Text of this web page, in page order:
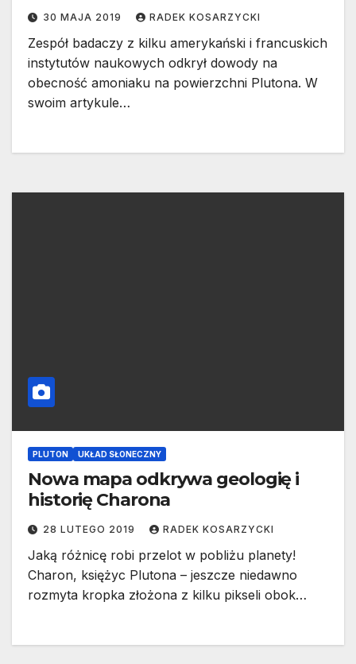
30 MAJA 2019 RADEK KOSARZYCKI
Zespół badaczy z kilku amerykański i francuskich
instytutów naukowych odkrył dowody na
obecność amoniaku na powierzchni Plutona. W
swoim artykule…
PLUTON UKŁAD SŁONECZNY
Nowa mapa odkrywa geologię i
historię Charona
28 LUTEGO 2019 RADEK KOSARZYCKI
Jaką różnicę robi przelot w pobliżu planety!
Charon, księżyc Plutona – jeszcze niedawno
rozmyta kropka złożona z kilku pikseli obok…